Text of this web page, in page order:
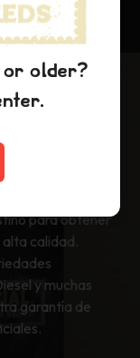
QUE SE
para obtener
calidad.
y muchas
garantía de
or older?